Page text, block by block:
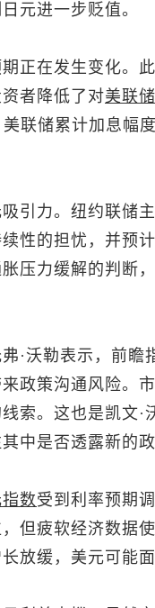
元进一步贬值。
正在发生变化。
者降低了对美联储
联储累计加息幅
引力。纽约联储
性的担忧，并预
压力缓解的判断
·沃勒表示，前
政策沟通风险。
索。这也是凯文
中是否透露新的
数受到利率预期
但疲软经济数据
放缓，美元可能